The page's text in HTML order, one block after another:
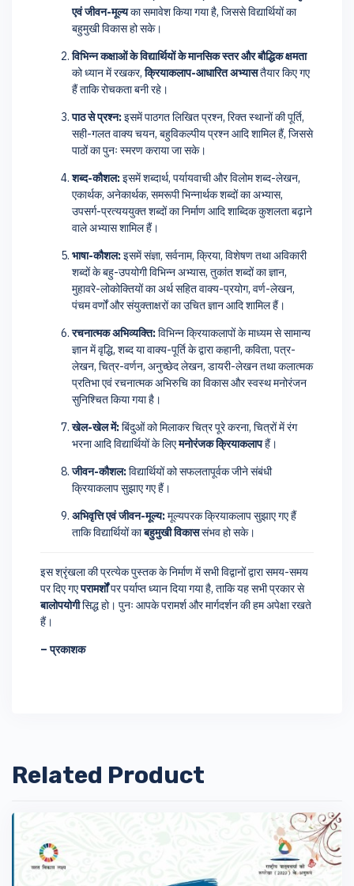
एवं जीवन-मूल्यका समावेश किया गया है, जिससे विद्यार्थियों का
बहुमुखी विकास हो सके।
विभिन्न कक्षाओं के विद्यार्थियों के मानसिक स्तर और बौद्धिक क्षमता
को ध्यान में रखकर,क्रियाकलाप-आधारित अभ्यासतैयार किए गए
हैं ताकि रोचकता बनी रहे।
पाठ से प्रश्न:इसमें पाठगत लिखित प्रश्न, रिक्त स्थानों की पूर्ति,
सही-गलत वाक्य चयन, बहुविकल्पीय प्रश्न आदि शामिल हैं, जिससे
पाठों का पुनः स्मरण कराया जा सके।
शब्द-कौशल:इसमें शब्दार्थ, पर्यायवाची और विलोम शब्द-लेखन,
एकार्थक, अनेकार्थक, समरूपी भिन्नार्थक शब्दों का अभ्यास,
उपसर्ग-प्रत्यययुक्त शब्दों का निर्माण आदि शाब्दिक कुशलता बढ़ाने
वाले अभ्यास शामिल हैं।
भाषा-कौशल:इसमें संज्ञा, सर्वनाम, क्रिया, विशेषण तथा अविकारी
शब्दों के बहु-उपयोगी विभिन्न अभ्यास, तुकांत शब्दों का ज्ञान,
मुहावरे-लोकोक्तियों का अर्थ सहित वाक्य-प्रयोग, वर्ण-लेखन,
पंचम वर्णों और संयुक्ताक्षरों का उचित ज्ञान आदि शामिल हैं।
रचनात्मक अभिव्यक्ति:विभिन्न क्रियाकलापों के माध्यम से सामान्य
ज्ञान में वृद्धि, शब्द या वाक्य-पूर्ति के द्वारा कहानी, कविता, पत्र-
लेखन, चित्र-वर्णन, अनुच्छेद लेखन, डायरी-लेखन तथा कलात्मक
प्रतिभा एवं रचनात्मक अभिरुचि का विकास और स्वस्थ मनोरंजन
सुनिश्चित किया गया है।
खेल-खेल में:बिंदुओं को मिलाकर चित्र पूरे करना, चित्रों में रंग
भरना आदि विद्यार्थियों के लिएमनोरंजक क्रियाकलापहैं।
जीवन-कौशल:विद्यार्थियों को सफलतापूर्वक जीने संबंधी
क्रियाकलाप सुझाए गए हैं।
अभिवृत्ति एवं जीवन-मूल्य:मूल्यपरक क्रियाकलाप सुझाए गए हैं
ताकि विद्यार्थियों काबहुमुखी विकाससंभव हो सके।
इस श्रृंखला की प्रत्येक पुस्तक के निर्माण में सभी विद्वानों द्वारा समय-समय
पर दिए गएपरामर्शोंपर पर्याप्त ध्यान दिया गया है, ताकि यह सभी प्रकार से
बालोपयोगीसिद्ध हो। पुनः आपके परामर्श और मार्गदर्शन की हम अपेक्षा रखते
हैं।
– प्रकाशक
Related Product